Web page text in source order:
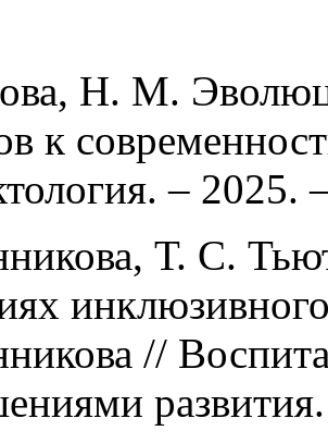
Н. М.
к
–
Т. С.
//